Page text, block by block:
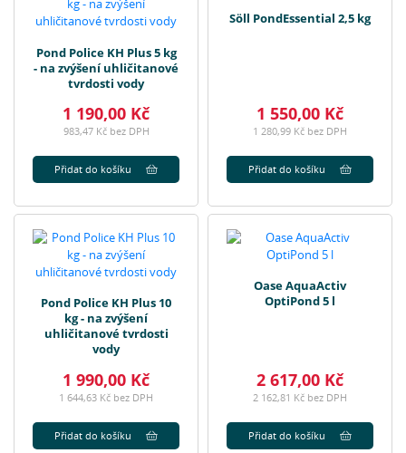
Pond Police KH Plus 5 kg
- na zvýšení uhličitanové
tvrdosti vody
1 190,00 Kč
983,47 Kč bez DPH
Přidat do košíku
Söll PondEssential 2,5 kg
1 550,00 Kč
1 280,99 Kč bez DPH
Přidat do košíku
Pond Police KH Plus 10
kg - na zvýšení
uhličitanové tvrdosti
vody
1 990,00 Kč
1 644,63 Kč bez DPH
Přidat do košíku
Oase AquaActiv
OptiPond 5 l
2 617,00 Kč
2 162,81 Kč bez DPH
Přidat do košíku